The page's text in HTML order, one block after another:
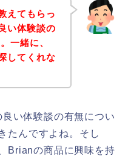
えてもらっ
い体験談の
一緒に、
してくれな
い体験談の有無につい
たんですよね。そし
Brianの商品に興味を持